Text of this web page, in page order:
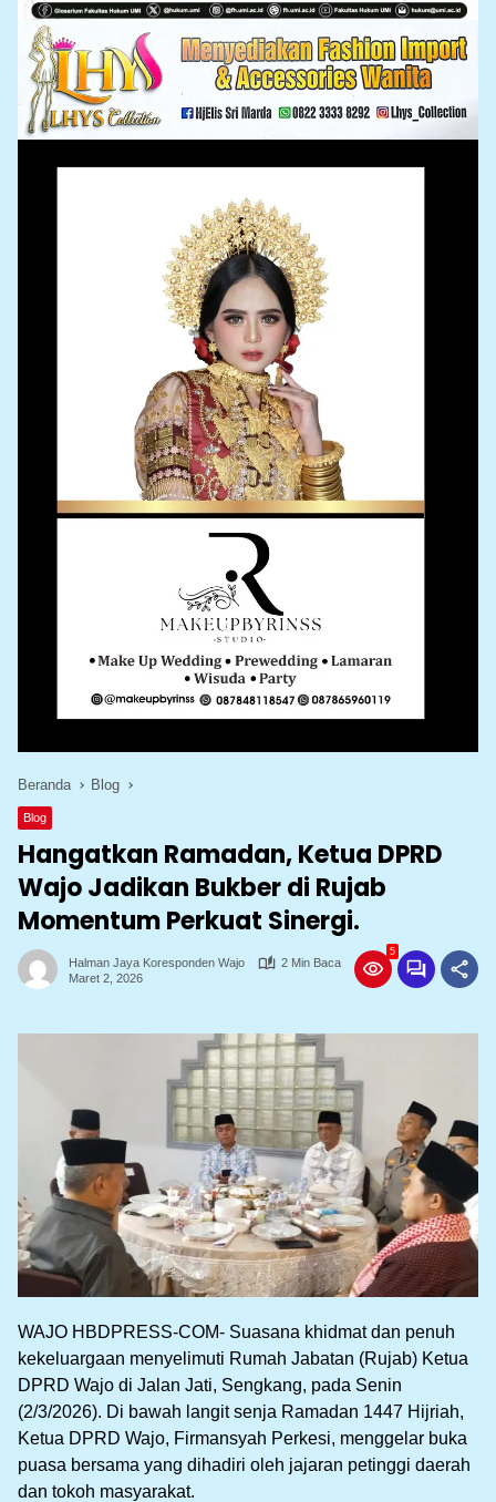
Beranda Blog
Blog
Hangatkan Ramadan, Ketua DPRD
Wajo Jadikan Bukber di Rujab
Momentum Perkuat Sinergi.
Halman Jaya Koresponden Wajo
2 Min Baca
Maret 2, 2026
5
WAJO HBDPRESS-COM- Suasana khidmat dan penuh
kekeluargaan menyelimuti Rumah Jabatan (Rujab) Ketua
DPRD Wajo di Jalan Jati, Sengkang, pada Senin
(2/3/2026). Di bawah langit senja Ramadan 1447 Hijriah,
Ketua DPRD Wajo, Firmansyah Perkesi, menggelar buka
puasa bersama yang dihadiri oleh jajaran petinggi daerah
dan tokoh masyarakat.